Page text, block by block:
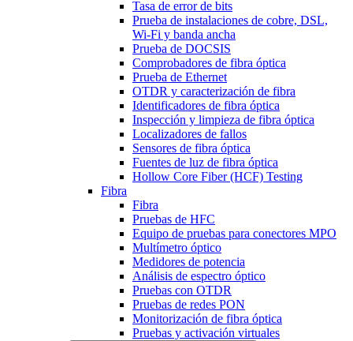
Tasa de error de bits
Prueba de instalaciones de cobre, DSL,
Wi-Fi y banda ancha
Prueba de DOCSIS
Comprobadores de fibra óptica
Prueba de Ethernet
OTDR y caracterización de fibra
Identificadores de fibra óptica
Inspección y limpieza de fibra óptica
Localizadores de fallos
Sensores de fibra óptica
Fuentes de luz de fibra óptica
Hollow Core Fiber (HCF) Testing
Fibra
Fibra
Pruebas de HFC
Equipo de pruebas para conectores MPO
Multímetro óptico
Medidores de potencia
Análisis de espectro óptico
Pruebas con OTDR
Pruebas de redes PON
Monitorización de fibra óptica
Pruebas y activación virtuales